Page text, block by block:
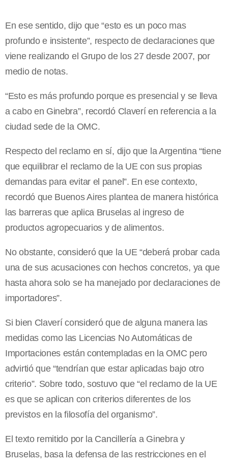
En ese sentido, dijo que “esto es un poco mas
profundo e insistente”, respecto de declaraciones que
viene realizando el Grupo de los 27 desde 2007, por
medio de notas.
“Esto es más profundo porque es presencial y se lleva
a cabo en Ginebra”, recordó Claverí en referencia a la
ciudad sede de la OMC.
Respecto del reclamo en sí, dijo que la Argentina “tiene
que equilibrar el reclamo de la UE con sus propias
demandas para evitar el panel”. En ese contexto,
recordó que Buenos Aires plantea de manera histórica
las barreras que aplica Bruselas al ingreso de
productos agropecuarios y de alimentos.
No obstante, consideró que la UE “deberá probar cada
una de sus acusaciones con hechos concretos, ya que
hasta ahora solo se ha manejado por declaraciones de
importadores”.
Si bien Claverí consideró que de alguna manera las
medidas como las Licencias No Automáticas de
Importaciones están contempladas en la OMC pero
advirtió que “tendrían que estar aplicadas bajo otro
criterio”. Sobre todo, sostuvo que “el reclamo de la UE
es que se aplican con criterios diferentes de los
previstos en la filosofía del organismo”.
El texto remitido por la Cancillería a Ginebra y
Bruselas, basa la defensa de las restricciones en el